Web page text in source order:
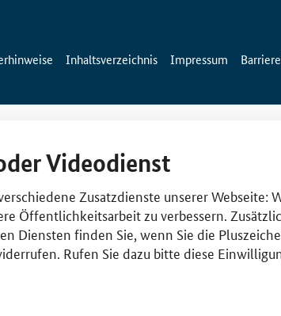
Inhaltsverzeichnis Impressum
Videodienst
Zusatzdienste unserer
Öffentlichkeitsarbeit zu verbessern.
Diensten finden Sie, wenn Sie die
Rufen Sie dazu bitte diese